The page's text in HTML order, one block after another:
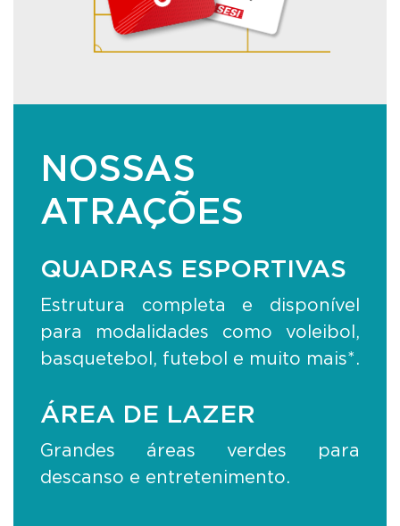
NOSSAS
ATRAÇÕES
QUADRAS ESPORTIVAS
Estrutura completa e disponível
para modalidades como voleibol,
basquetebol, futebol e muito mais*.
ÁREA DE LAZER
Grandes áreas verdes para
descanso e entretenimento.